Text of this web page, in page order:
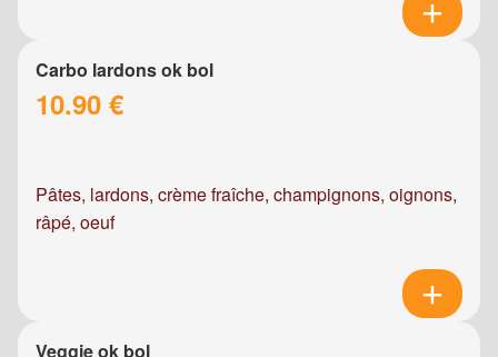
Carbo lardons ok bol
10.90 €
Pâtes, lardons, crème fraîche, champignons, oignons,
râpé, oeuf
Veggie ok bol